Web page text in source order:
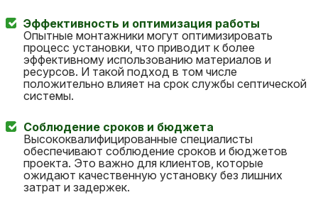
Эффективность и оптимизация работы
Опытные монтажники могут оптимизировать
процесс установки, что приводит к более
эффективному использованию материалов и
ресурсов. И такой подход в том числе
положительно влияет на срок службы септической
системы.
Соблюдение сроков и бюджета
Высококвалифицированные специалисты
обеспечивают соблюдение сроков и бюджетов
проекта. Это важно для клиентов, которые
ожидают качественную установку без лишних
затрат и задержек.